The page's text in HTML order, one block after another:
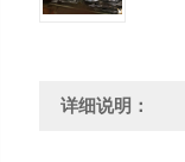
详细说明：